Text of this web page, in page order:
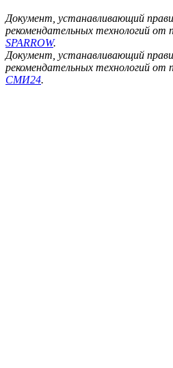
Документ, устанавливающий
рекомендательных технологий от
SPARROW.
Документ, устанавливающий
рекомендательных технологий от
СМИ24.